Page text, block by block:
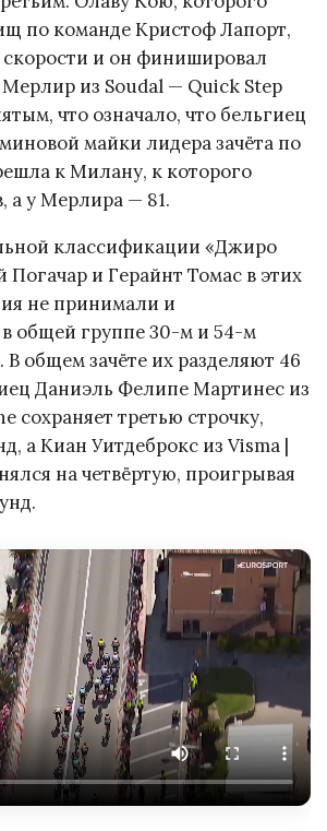
по команде Кристоф Лапорт,
скорости и он финишировал
из Soudal — Quick Step
что означало, что бельгиец
майки лидера зачёта по
к Милану, к которого
а у Мерлира — 81.
классификации «Джиро
Погачар и Герайнт Томас в этих
не принимали и
общей группе 30-м и 54-м
В общем зачёте их разделяют 46
Даниэль Фелипе Мартинес из
сохраняет третью строчку,
а Киан Уитдеброкс из Visma |
на четвёртую, проигрывая